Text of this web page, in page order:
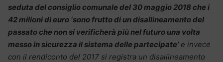
seduta del consiglio comunale del 30 maggio 2018 che i
42 milioni di euro ‘sono frutto di un disallineamento del
passato che non si verificherà più nel futuro una volta
messo in sicurezza il sistema delle partecipate’e invece
con il rendiconto del 2017 si registra un disallineamento